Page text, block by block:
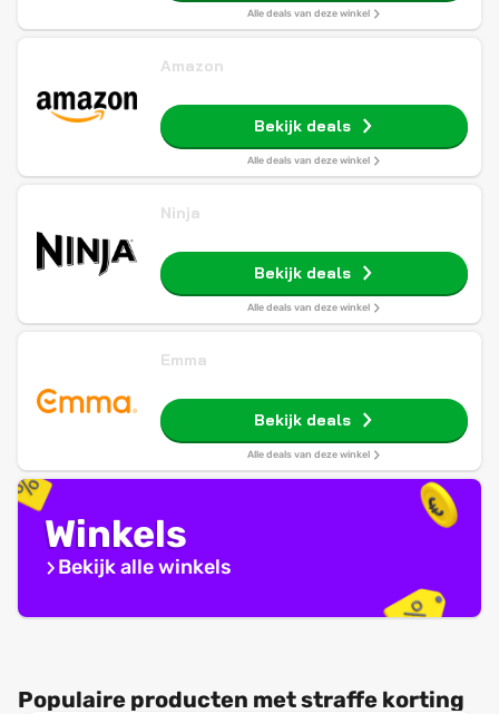
Alle deals van deze winkel
Amazon
Bekijk deals
Alle deals van deze winkel
Ninja
Bekijk deals
Alle deals van deze winkel
Emma
Bekijk deals
Alle deals van deze winkel
Winkels
Bekijk alle winkels
Populaire producten met straffe korting